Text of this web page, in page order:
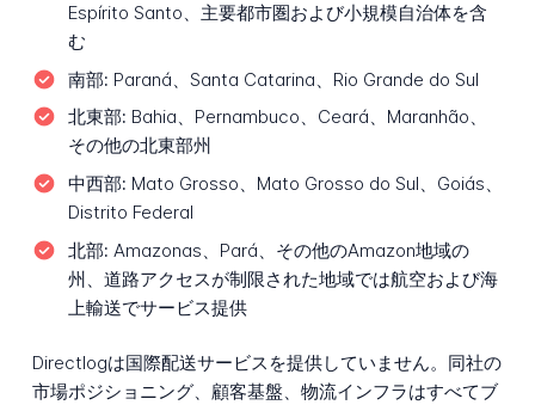
Espírito Santo、主要都市圏および小規模自治体を含
む
南部: Paraná、Santa Catarina、Rio Grande do Sul
北東部: Bahia、Pernambuco、Ceará、Maranhão、
その他の北東部州
中西部: Mato Grosso、Mato Grosso do Sul、Goiás、
Distrito Federal
北部: Amazonas、Pará、その他のAmazon地域の
州、道路アクセスが制限された地域では航空および海
上輸送でサービス提供
Directlogは国際配送サービスを提供していません。同社の
市場ポジショニング、顧客基盤、物流インフラはすべてブ